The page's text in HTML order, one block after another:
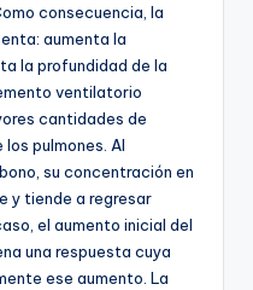
consecuencia, la
aumenta la
la profundidad de la
ventilatorio
cantidades de
pulmones. Al
su concentración en
y tiende a regresar
el aumento inicial del
una respuesta cuya
ese aumento. La